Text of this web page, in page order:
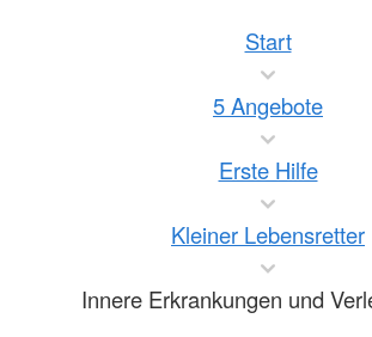
Start
5 Angebote
Erste Hilfe
Kleiner Lebensretter
Innere Erkrankungen und